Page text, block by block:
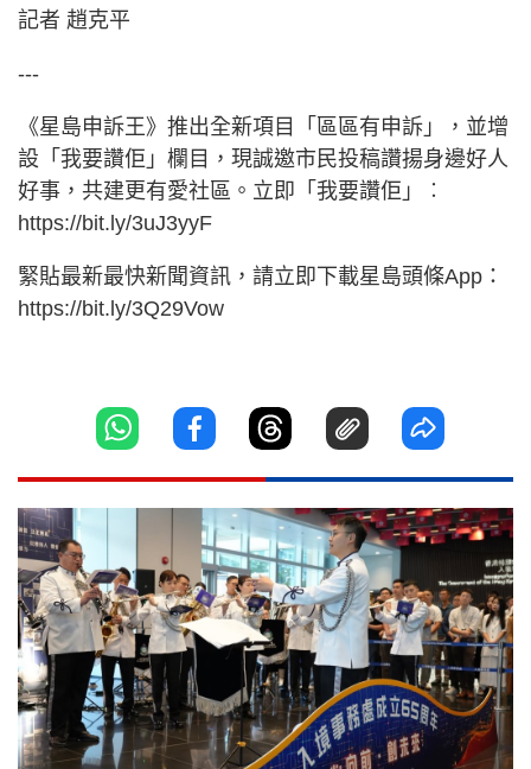
記者 趙克平
---
《星島申訴王》推出全新項目「區區有申訴」，並增
設「我要讚佢」欄目，現誠邀市民投稿讚揚身邊好人
好事，共建更有愛社區。立即「我要讚佢」︰
https://bit.ly/3uJ3yyF
緊貼最新最快新聞資訊，請立即下載星島頭條App：
https://bit.ly/3Q29Vow